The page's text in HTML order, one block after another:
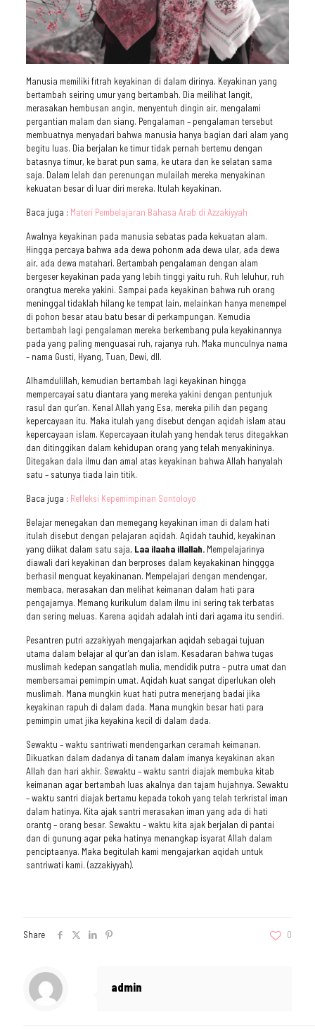
Manusia memiliki fitrah keyakinan di dalam dirinya. Keyakinan yang
bertambah seiring umur yang bertambah. Dia meilihat langit,
merasakan hembusan angin, menyentuh dingin air, mengalami
pergantian malam dan siang. Pengalaman – pengalaman tersebut
membuatnya menyadari bahwa manusia hanya bagian dari alam yang
begitu luas. Dia berjalan ke timur tidak pernah bertemu dengan
batasnya timur, ke barat pun sama, ke utara dan ke selatan sama
saja. Dalam lelah dan perenungan mulailah mereka menyakinan
kekuatan besar di luar diri mereka. Itulah keyakinan.
Baca juga : Materi Pembelajaran Bahasa Arab di Azzakiyyah
Awalnya keyakinan pada manusia sebatas pada kekuatan alam.
Hingga percaya bahwa ada dewa pohonm ada dewa ular, ada dewa
air, ada dewa matahari. Bertambah pengalaman dengan alam
bergeser keyakinan pada yang lebih tinggi yaitu ruh. Ruh leluhur, ruh
orangtua mereka yakini. Sampai pada keyakinan bahwa ruh orang
meninggal tidaklah hilang ke tempat lain, melainkan hanya menempel
di pohon besar atau batu besar di perkampungan. Kemudia
bertambah lagi pengalaman mereka berkembang pula keyakinannya
pada yang paling menguasai ruh, rajanya ruh. Maka munculnya nama
– nama Gusti, Hyang, Tuan, Dewi, dll.
Alhamdulillah, kemudian bertambah lagi keyakinan hingga
mempercayai satu diantara yang mereka yakini dengan pentunjuk
rasul dan qur’an. Kenal Allah yang Esa, mereka pilih dan pegang
kepercayaan itu. Maka itulah yang disebut dengan aqidah islam atau
kepercayaan islam. Kepercayaan itulah yang hendak terus ditegakkan
dan ditinggikan dalam kehidupan orang yang telah menyakininya.
Ditegakan dala ilmu dan amal atas keyakinan bahwa Allah hanyalah
satu – satunya tiada lain titik.
Baca juga : Refleksi Kepemimpinan Sontoloyo
Belajar menegakan dan memegang keyakinan iman di dalam hati
itulah disebut dengan pelajaran aqidah. Aqidah tauhid, keyakinan
yang diikat dalam satu saja, Laa ilaaha illallah. Mempelajarinya
diawali dari keyakinan dan berproses dalam keyakakinan hinggga
berhasil menguat keyakinanan. Mempelajari dengan mendengar,
membaca, merasakan dan melihat keimanan dalam hati para
pengajarnya. Memang kurikulum dalam ilmu ini sering tak terbatas
dan sering meluas. Karena aqidah adalah inti dari agama itu sendiri.
Pesantren putri azzakiyyah mengajarkan aqidah sebagai tujuan
utama dalam belajar al qur’an dan islam. Kesadaran bahwa tugas
muslimah kedepan sangatlah mulia, mendidik putra – putra umat dan
membersamai pemimpin umat. Aqidah kuat sangat diperlukan oleh
muslimah. Mana mungkin kuat hati putra menerjang badai jika
keyakinan rapuh di dalam dada. Mana mungkin besar hati para
pemimpin umat jika keyakina kecil di dalam dada.
Sewaktu – waktu santriwati mendengarkan ceramah keimanan.
Dikuatkan dalam dadanya di tanam dalam imanya keyakinan akan
Allah dan hari akhir. Sewaktu – waktu santri diajak membuka kitab
keimanan agar bertambah luas akalnya dan tajam hujahnya. Sewaktu
– waktu santri diajak bertamu kepada tokoh yang telah terkristal iman
dalam hatinya. Kita ajak santri merasakan iman yang ada di hati
orantg – orang besar. Sewaktu – waktu kita ajak berjalan di pantai
dan di gunung agar peka hatinya menangkap isyarat Allah dalam
penciptaanya. Maka begitulah kami mengajarkan aqidah untuk
santriwati kami. (azzakiyyah).
Share 0
admin